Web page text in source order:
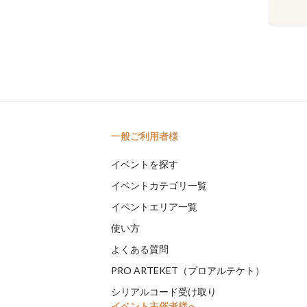
一般ご利用者様
イベントを探す
イベントカテゴリ一覧
イベントエリア一覧
使い方
よくある質問
PRO ARTEKET（プロアルテケト）
シリアルコード受け取り